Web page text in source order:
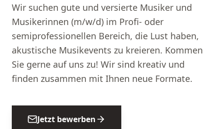
Wir suchen gute und versierte Musiker und
Musikerinnen (m/w/d) im Profi- oder
semiprofessionellen Bereich, die Lust haben,
akustische Musikevents zu kreieren. Kommen
Sie gerne auf uns zu! Wir sind kreativ und
finden zusammen mit Ihnen neue Formate.
Jetzt bewerben